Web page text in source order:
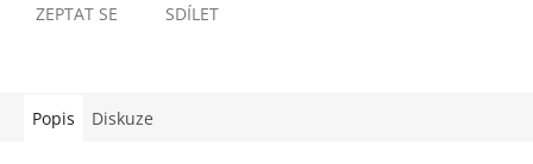
ZEPTAT SE SDÍLET
Popis Diskuze